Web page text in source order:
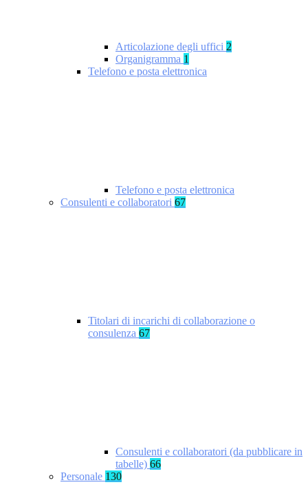
Articolazione degli uffici 2
Organigramma 1
Telefono e posta elettronica
Telefono e posta elettronica
Consulenti e collaboratori 67
Titolari di incarichi di collaborazione o
consulenza 67
Consulenti e collaboratori (da pubblicare in
tabelle) 66
Personale 130